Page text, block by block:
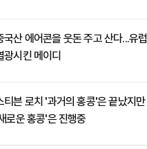
국산 에어콘을 웃돈 주고 산다...유럽
광시킨 메이디
티븐 로치 '과거의 홍콩'은 끝났지만
로운 홍콩'은 진행중